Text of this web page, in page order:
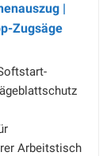
|
Zugsäge
Arbeitstisch